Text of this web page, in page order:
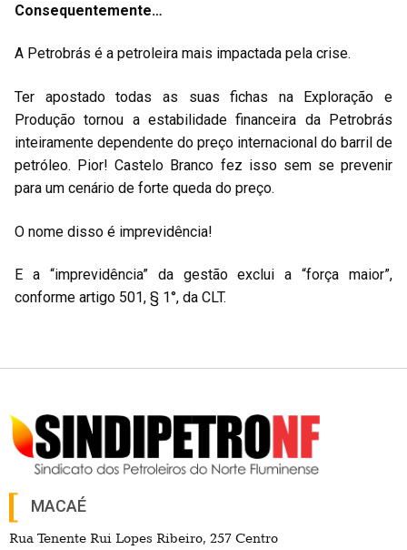
Consequentemente…
A Petrobrás é a petroleira mais impactada pela crise.
Ter apostado todas as suas fichas na Exploração e
Produção tornou a estabilidade financeira da Petrobrás
inteiramente dependente do preço internacional do barril de
petróleo. Pior! Castelo Branco fez isso sem se prevenir
para um cenário de forte queda do preço.
O nome disso é imprevidência!
E a “imprevidência” da gestão exclui a “força maior”,
conforme artigo 501, § 1°, da CLT.
MACAÉ
Rua Tenente Rui Lopes Ribeiro, 257 Centro